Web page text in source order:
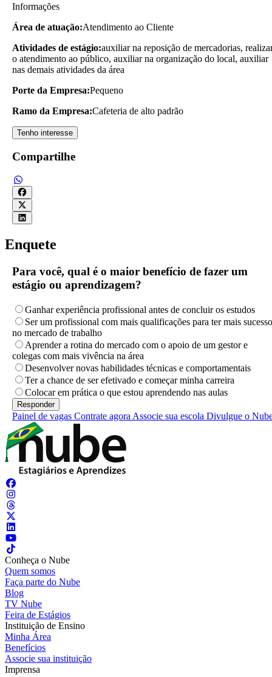
Informações
Área de atuação:Atendimento ao Cliente
Atividades de estágio:auxiliar na reposição de mercadorias,
o atendimento ao público, auxiliar na organização do local, auxiliar
nas demais atividades da área
Porte da Empresa:Pequeno
Ramo da Empresa:Cafeteria de alto padrão
Tenho interesse
Compartilhe
Enquete
Para você, qual é o maior benefício de fazer um
estágio ou aprendizagem?
Ganhar experiência profissional antes de concluir os estudos
Ser um profissional com mais qualificações para ter mais sucesso
no mercado de trabalho
Aprender a rotina do mercado com o apoio de um gestor e
colegas com mais vivência na área
Desenvolver novas habilidades técnicas e comportamentais
Ter a chance de ser efetivado e começar minha carreira
Colocar em prática o que estou aprendendo nas aulas
Painel de vagas Contrate agora Associe sua escola Divulgue o
Conheça o Nube
Quem somos
Faça parte do Nube
Blog
TV Nube
Feira de Estágios
Instituição de Ensino
Minha Área
Benefícios
Associe sua instituição
Imprensa